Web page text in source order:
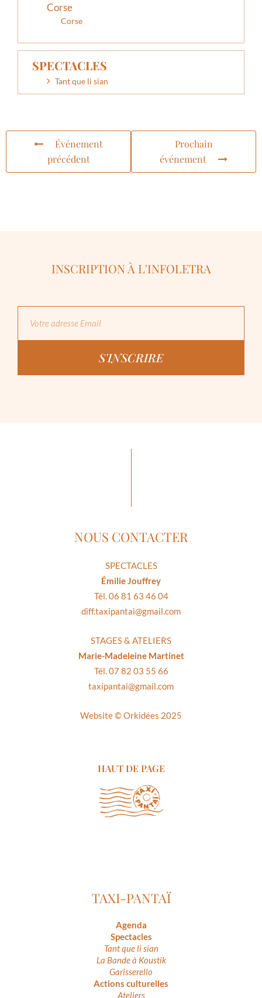
Corse
Corse
SPECTACLES
Tant que li sian
Événement
précédent
Prochain
événement
INSCRIPTION À L'INFOLETRA
S'INSCRIRE
NOUS CONTACTER
SPECTACLES
Émilie Jouffrey
Tél. 06 81 63 46 04
diff.taxipantai@gmail.com
STAGES & ATELIERS
Marie-Madeleine Martinet
Tél. 07 82 03 55 66
taxipantai@gmail.com
Website ©Orkidées 2025
HAUT DE PAGE
TAXI-PANTAÏ
Agenda
Spectacles
Tant que li sian
La Bande à Koustik
Garisserello
Actions culturelles
Ateliers